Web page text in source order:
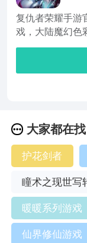
复仇者荣耀手游
戏，大陆魔幻色
大家都在找
护花剑者
瞳术之现世写
暖暖系列游戏
仙界修仙游戏